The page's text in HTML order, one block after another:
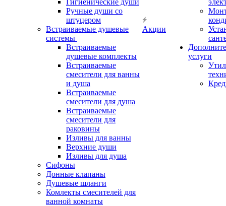
Гигиенические души
Ручные души со
штуцером
Встраиваемые душевые
системы
Встраиваемые
душевые комплекты
Встраиваемые
смесители для ванны
и душа
Встраиваемые
смесители для душа
Встраиваемые
смесители для
раковины
Изливы для ванны
Верхние души
Изливы для душа
Сифоны
Донные клапаны
Душевые шланги
Комлекты смесителей для
ванной комнаты
Акции
услуги